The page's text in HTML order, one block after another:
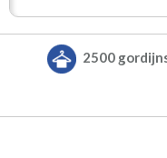
op voorraad